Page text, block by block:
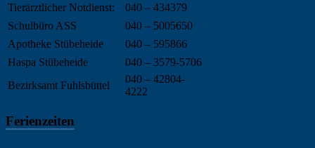
Tierärztlicher Notdienst:
040 – 434379
Schulbüro ASS
040 – 5005650
Apotheke Stübeheide
040 – 595866
Haspa Stübeheide
040 – 3579-5706
Bezirksamt Fuhlsbüttel
040 – 42804-
4222
Ferienzeiten